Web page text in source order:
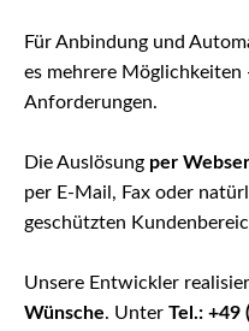
Für Anbindung und
es mehrere Möglichkeiten
Anforderungen.
Die Auslösung per
per E-Mail, Fax oder
geschützten
Unsere Entwickler
Wünsche. Unter Tel.: +49